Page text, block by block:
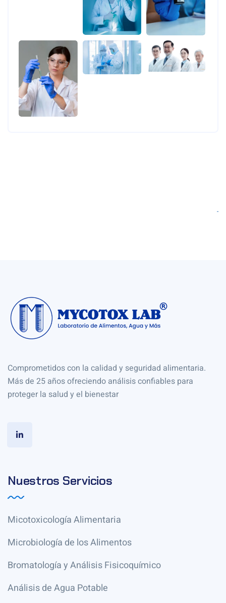
Comprometidos con la calidad y seguridad alimentaria.
Más de 25 años ofreciendo análisis confiables para
proteger la salud y el bienestar
Nuestros Servicios
Micotoxicología Alimentaria
Microbiología de los Alimentos
Bromatología y Análisis Fisicoquímico
Análisis de Agua Potable